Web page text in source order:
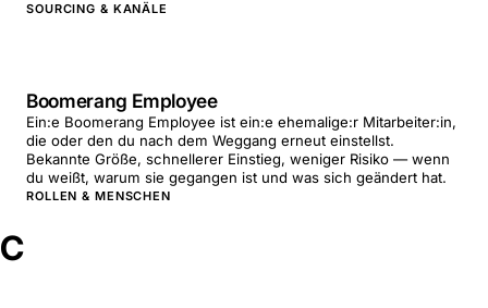
SOURCING & KANÄLE
Boomerang Employee
Ein:e Boomerang Employee ist ein:e ehemalige:r Mitarbeiter:in,
die oder den du nach dem Weggang erneut einstellst.
Bekannte Größe, schnellerer Einstieg, weniger Risiko — wenn
du weißt, warum sie gegangen ist und was sich geändert hat.
ROLLEN & MENSCHEN
C